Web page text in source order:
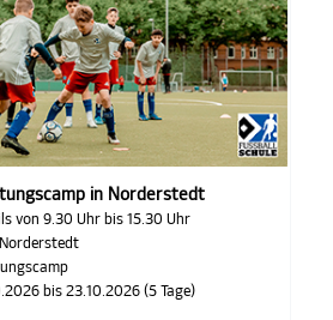
in Norderstedt
von 9.30 Uhr bis 15.30 Uhr
Norderstedt
bis 23.10.2026 (5 Tage)